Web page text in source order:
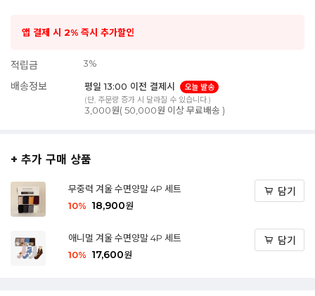
앱 결제 시 2% 즉시 추가할인
적립금 3%
배송정보 평일 13:00 이전 결제시
오늘 발송
(단, 주문량 증가 시 달라질 수 있습니다.)
3,000원( 50,000원 이상 무료배송 )
+ 추가 구매 상품
무중력 겨울 수면양말 4P 세트
10% 18,900원
담기
애니멀 겨울 수면양말 4P 세트
10% 17,600원
담기